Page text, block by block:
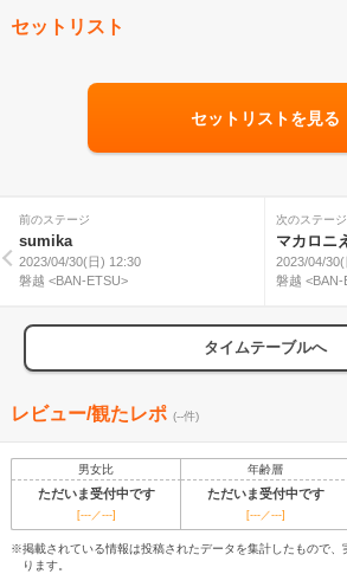
セットリスト
セットリストを見る
前のステージ
sumika
2023/04/30(日) 12:30
磐越 <BAN-ETSU>
次のステージ
マカロニ
2023/04/
磐越 <BAN-
タイムテーブルへ
レビュー/観たレポ (--件)
男女比 年齢層
ただいま受付中です ただいま受付中です
[---／---] [---／---]
※掲載されている情報は投稿されたデータを集計したもので、
ります。